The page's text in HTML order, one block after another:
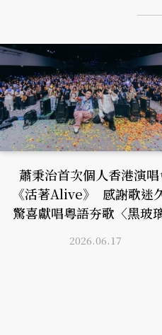
蕭秉治首次個人香港演
《活著Alive》 感謝歌迷
驚喜獻唱粵語夯歌〈黑玻
2026.06.17